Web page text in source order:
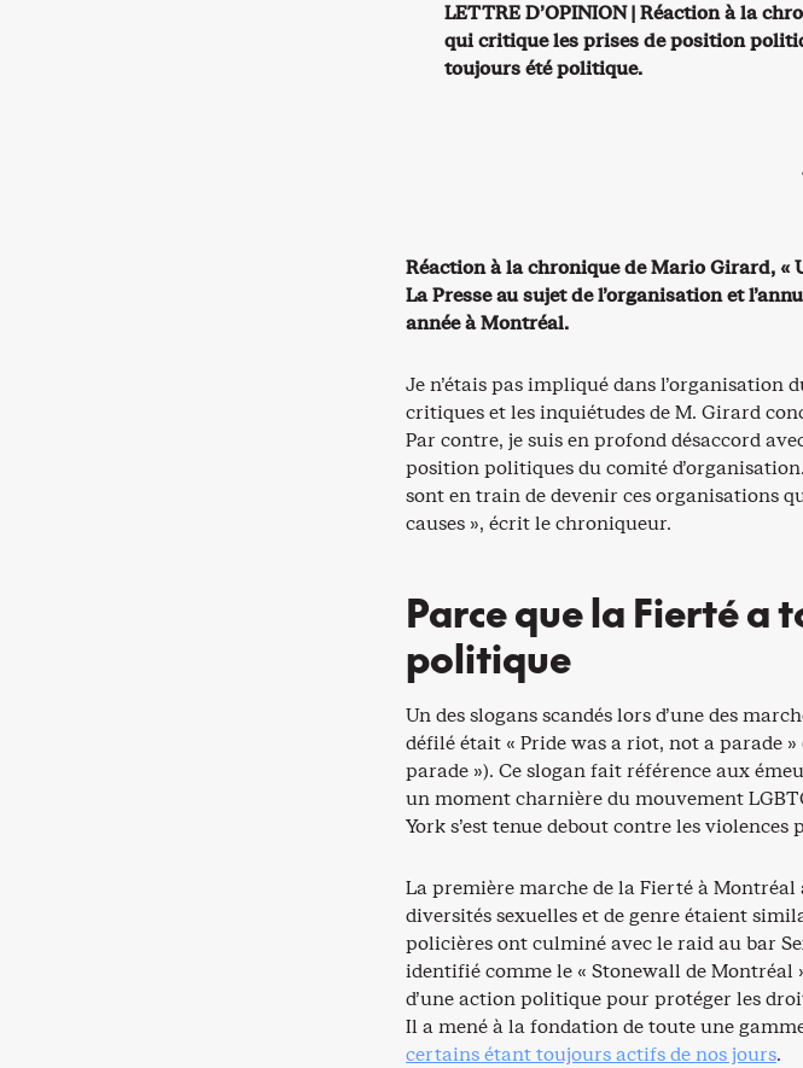
LETTRE D’OPINION | Réaction à la
qui critique les prises de position
toujours été politique.
Réaction à la chronique de Mario Girard, «
La Presse au sujet de l’organisation et
année à Montréal.
Je n’étais pas impliqué dans l’organisation
critiques et les inquiétudes de M. Girard
Par contre, je suis en profond désaccord
position politiques du comité
sont en train de devenir ces organisations
causes », écrit le chroniqueur.
Parce que la Fierté a
politique
Un des slogans scandés lors d’une des
défilé était « Pride was a riot, not a parade
parade »). Ce slogan fait référence aux
un moment charnière du mouvement
York s’est tenue debout contre les violences
La première marche de la Fierté à Montréal
diversités sexuelles et de genre étaient
policières ont culminé avec le raid au bar
identifié comme le « Stonewall de Montréal
d’une action politique pour protéger les
Il a mené à la fondation de toute une
certains étant toujours actifsde nos jours.